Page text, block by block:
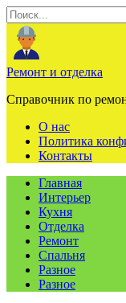
Перейти
к
содержанию
Search
for:
Ремонт и отделка
Справочник по
О нас
Политика
Контакты
Главная
Интерьер
Кухня
Отделка
Ремонт
Спальня
Разное
Разное